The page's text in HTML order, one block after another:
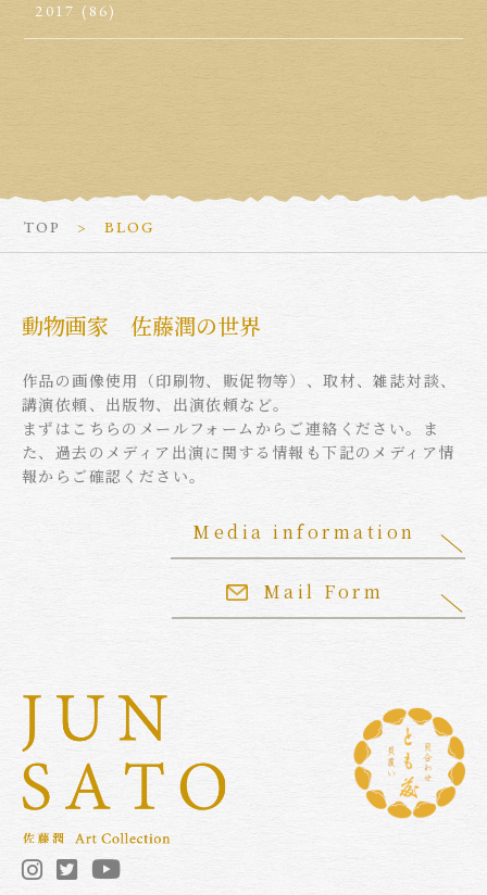
2017 (86)
TOP BLOG
動物画家 佐藤潤の世界
作品の画像使用（印刷物、販促物等）、取材、雑誌対談、
講演依頼、出版物、出演依頼など。
まずはこちらのメールフォームからご連絡ください。ま
た、過去のメディア出演に関する情報も下記のメディア情
報からご確認ください。
Mail Form
Media information